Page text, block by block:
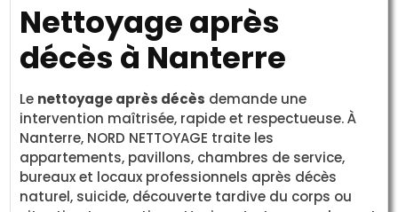
Nettoyage après
décès à Nanterre
Le nettoyage après décès demande une
intervention maîtrisée, rapide et respectueuse. À
Nanterre, NORD NETTOYAGE traite les
appartements, pavillons, chambres de service,
bureaux et locaux professionnels après décès
naturel, suicide, découverte tardive du corps ou